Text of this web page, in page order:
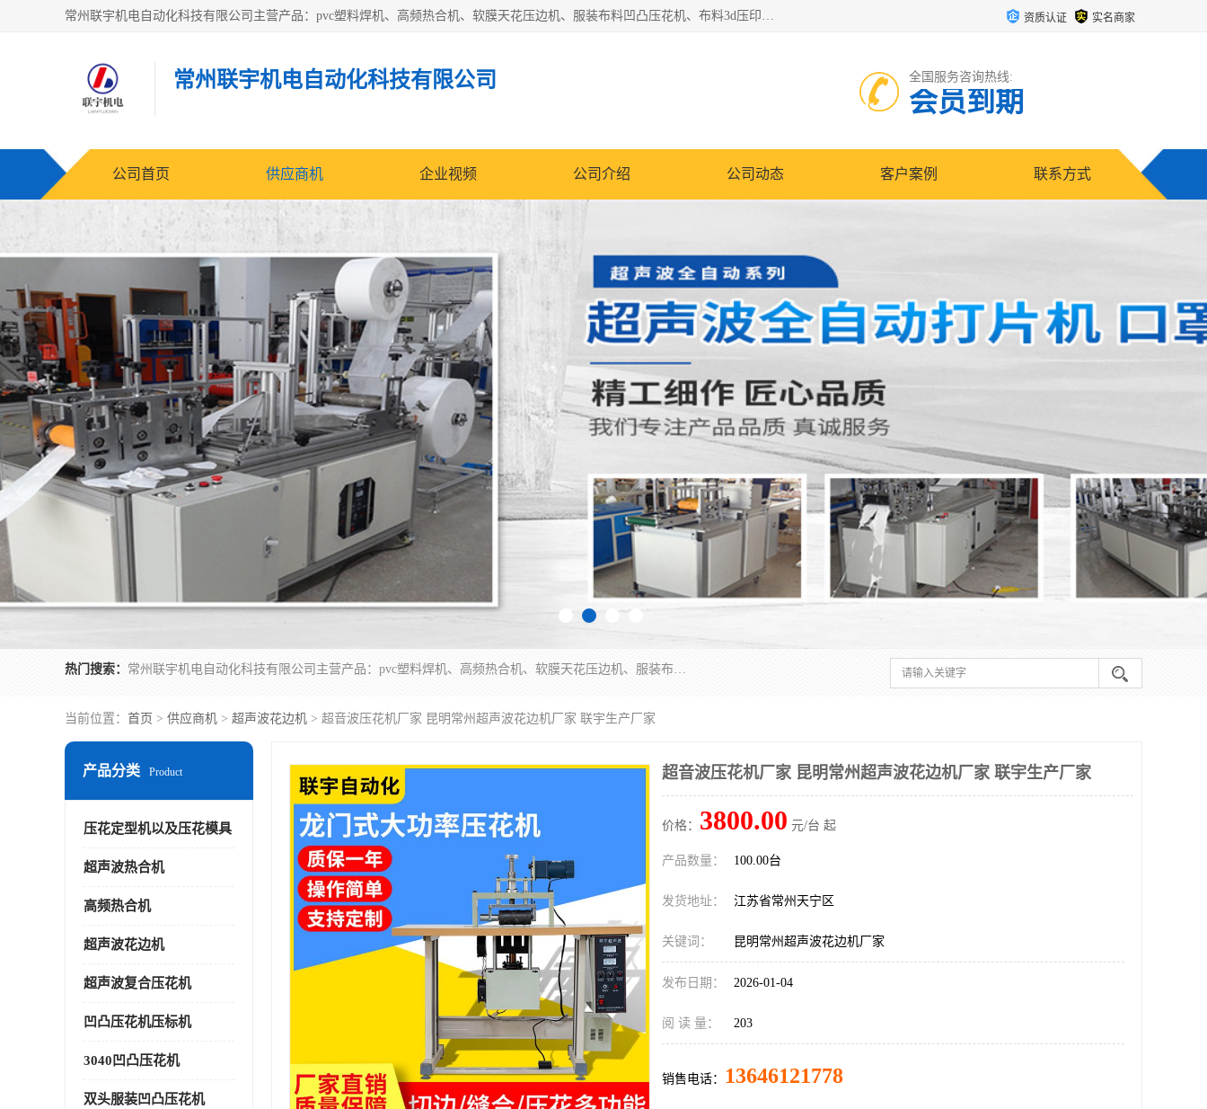
常州联宇机电自动化科技有限公司主营产品：pvc塑料焊机、高频热合机、软膜天花压边机、服装布料凹凸压花机、布料3d压印设备、服装植胶设备、超声波布料花边机、无纺布热合机、全自动压花机。 资质认证 实名商家
常州联宇机电自动化科技有限公司 全国服务咨询热线:
会员到期
公司首页 供应商机 企业视频 公司介绍 公司动态 客户案例 联系方式
热门搜索： 常州联宇机电自动化科技有限公司主营产品：pvc塑料焊机、高频热合机、软膜天花压边机、服装布料凹凸压花机、布料3d压印设备、服装植胶设备、超声波布料花边机、无纺布热合机、全自动压花机。
当前位置： 首页 > 供应商机 > 超声波花边机 > 超音波压花机厂家 昆明常州超声波花边机厂家 联宇生产厂家
产品分类 Product
压花定型机以及压花模具
超声波热合机
高频热合机
超声波花边机
超声波复合压花机
凹凸压花机压标机
3040凹凸压花机
双头服装凹凸压花机
超音波压花机厂家 昆明常州超声波花边机厂家 联宇生产厂家
价格： 3800.00 元/台 起
产品数量： 100.00台
发货地址： 江苏省常州天宁区
关键词： 昆明常州超声波花边机厂家
发布日期： 2026-01-04
阅 读 量： 203
销售电话： 13646121778